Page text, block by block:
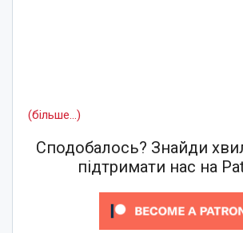
(більше…)
Сподобалось? Знайди
підтримати нас на